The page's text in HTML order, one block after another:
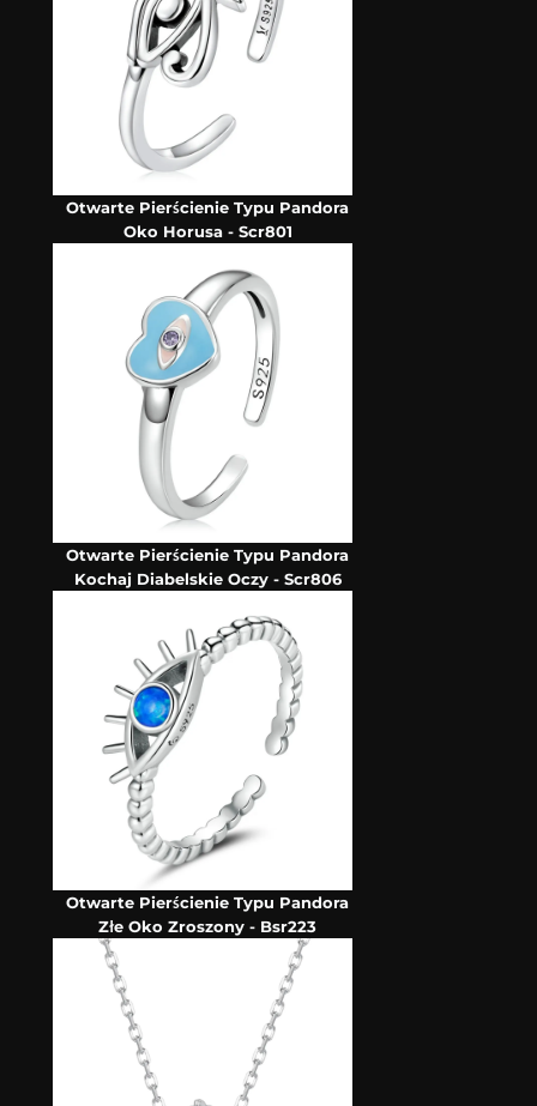
Otwarte Pierścienie Typu Pandora
Oko Horusa - Scr801
Otwarte Pierścienie Typu Pandora
Kochaj Diabelskie Oczy - Scr806
Otwarte Pierścienie Typu Pandora
Złe Oko Zroszony - Bsr223